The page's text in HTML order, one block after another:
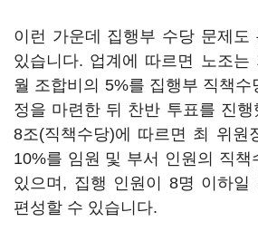
이런 가운데 집행부 수당 문제도
있습니다. 업계에 따르면 노조는
월 조합비의 5%를 집행부 직책수
정을 마련한 뒤 찬반 투표를 진
8조(직책수당)에 따르면 최 위원
10%를 임원 및 부서 인원의 직책
있으며, 집행 인원이 8명 이하일
편성할 수 있습니다.